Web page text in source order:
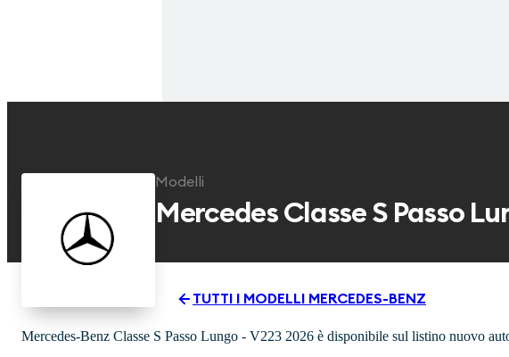
Modelli
Mercedes Classe S Passo
TUTTI I MODELLI MERCEDES-BENZ
Mercedes-Benz Classe S Passo Lungo - V223 2026 è disponibile sul listino nuovo